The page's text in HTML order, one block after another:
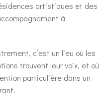
artistiques et des
à
c’est un lieu où les
trouvent leur voix, et où
particulière dans un